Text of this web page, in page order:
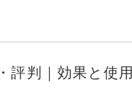
評判｜効果と使用